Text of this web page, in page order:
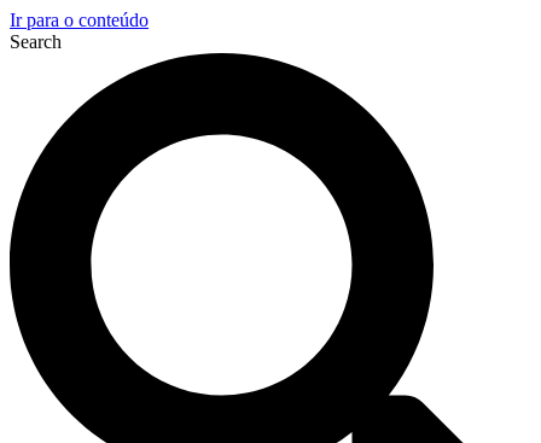
Ir para o conteúdo
Search